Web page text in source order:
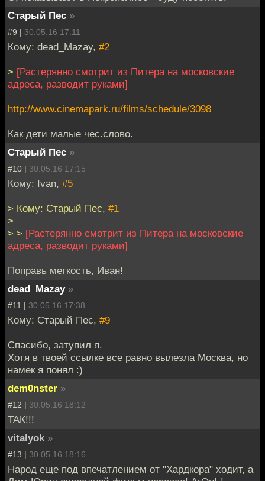
Старый Пес »
#9 | 30.05.16 17:11
Кому: dead_Mazay, #2
> [Растерянно смотрит из Питера на московские
адреса, разводит руками]
http://www.cinemapark.ru/films/schedule/3098
Как дети малые чес.слово.
Старый Пес »
#10 | 30.05.16 17:15
Кому: Ivan, #5
> Кому: Старый Пес, #1
>
> > [Растерянно смотрит из Питера на московские
адреса, разводит руками]
Поправь меткость, Иван!
dead_Mazay »
#11 | 30.05.16 17:38
Кому: Старый Пес, #9
Спасибо, затупил я.
Хотя в твоей ссылке все равно вылезла Москва, но
намек я понял :)
dem0nster »
#12 | 30.05.16 18:12
ТАК!!!
vitalyok »
#13 | 30.05.16 18:16
Народ еще под впечатлением от "Хардкора" ходит, а